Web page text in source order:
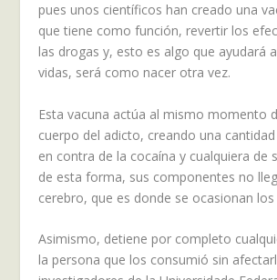
pues unos científicos han creado una
que tiene como función, revertir los
las drogas y, esto es algo que ayudará
vidas, será como nacer otra vez.
Esta vacuna actúa al mismo momento
cuerpo del adicto, creando una
en contra de la cocaína y cualquiera de
de esta forma, sus componentes no
cerebro, que es donde se ocasionan los
Asimismo, detiene por completo
la persona que los consumió sin